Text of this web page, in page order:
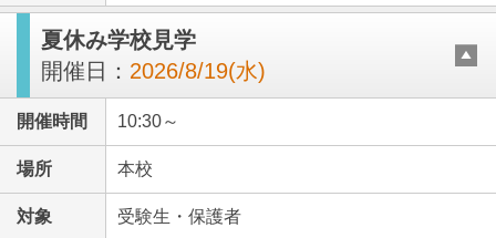
夏休み学校見学
開催日： 2026/8/19(水)
開催時間 10:30～
場所 本校
対象 受験生・保護者